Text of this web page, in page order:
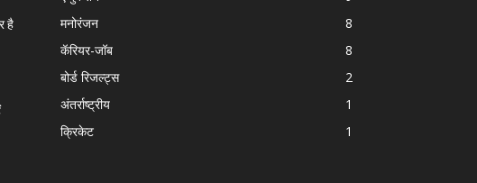
है
मनोरंजन
8
कॅरियर-जॉब
8
बोर्ड रिजल्ट्स
2
अंतर्राष्ट्रीय
1
क्रिकेट
1